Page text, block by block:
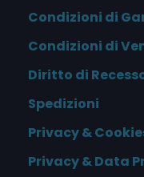
Condizioni di
Condizioni di
Diritto di
Spedizioni
Privacy &
Privacy & Data